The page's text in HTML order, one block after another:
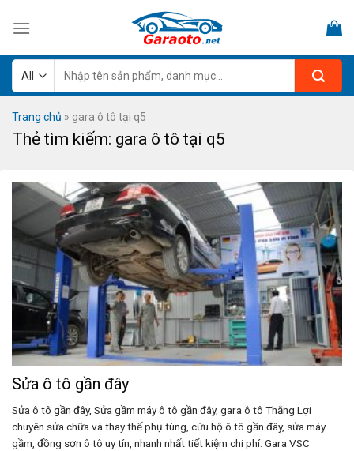
kiếm:
Trang chủ » gara ô tô tại q5
Thẻ tìm kiếm: gara ô tô tại q5
Sửa ô tô gần đây
Sửa ô tô gần đây, Sửa gầm máy ô tô gần đây, gara ô tô Thắng Lợi
chuyên sửa chữa và thay thế phụ tùng, cứu hộ ô tô gần đây, sửa máy
gầm, đồng sơn ô tô uy tín, nhanh nhất tiết kiệm chi phí. Gara VSC